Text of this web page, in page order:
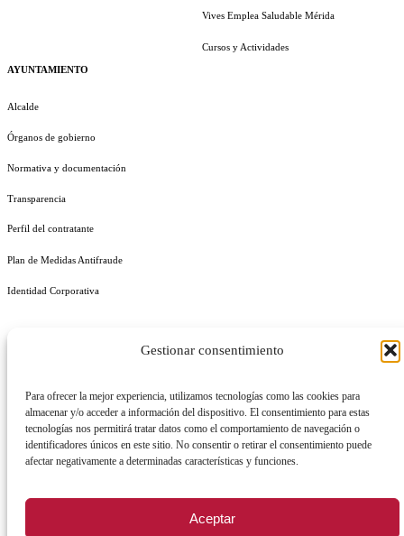
Gestionar consentimiento
Para ofrecer la mejor experiencia, utilizamos tecnologías como las cookies para
almacenar y/o acceder a información del dispositivo. El consentimiento para estas
tecnologías nos permitirá tratar datos como el comportamiento de navegación o
identificadores únicos en este sitio. No consentir o retirar el consentimiento puede
afectar negativamente a determinadas características y funciones.
Aceptar
AYUNTAMIENTO
Alcalde
Órganos de gobierno
Normativa y documentación
Transparencia
Perfil del contratante
Plan de Medidas Antifraude
Identidad Corporativa
Vives Emplea Saludable Mérida
Cursos y Actividades
AVISO LEGALPOLÍTICA DE PRIVACIDADPOLÍTICA DE COOKIES
POLÍTICA DE SEGURIDAD REGISTRO DE ACTIVIDADES DE TRATAMIENTO
Instagram